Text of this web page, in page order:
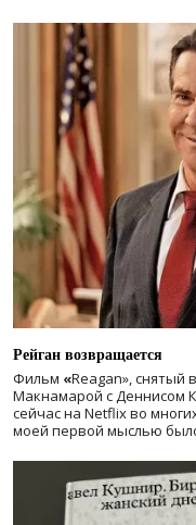
Рейган возвращается
Фильм «Reagan», снятый
Макнамарой с Деннисом
сейчас на Netflix во
моей первой мыслью